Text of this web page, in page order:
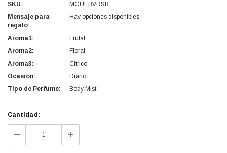
SKU:
MGUEBVRSB
Mensaje para
regalo:
Hay opciones disponibles
Aroma1:
Frutal
Aroma2:
Floral
Aroma3:
Cítrico
Ocasión:
Diario
Tipo de Perfume:
Body Mist
Cantidad
actual
de
Cantidad:
Disminuir
cantidad
Aumentar
la
cantidad